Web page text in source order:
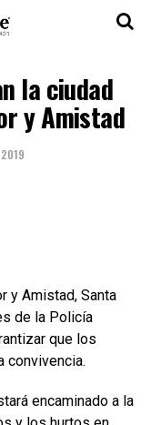
la ciudad
y Amistad
y Amistad, Santa
de la Policía
que los
convivencia.
encaminado a la